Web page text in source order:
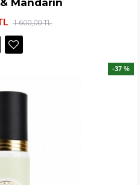
1.600,00 TL
-37 %